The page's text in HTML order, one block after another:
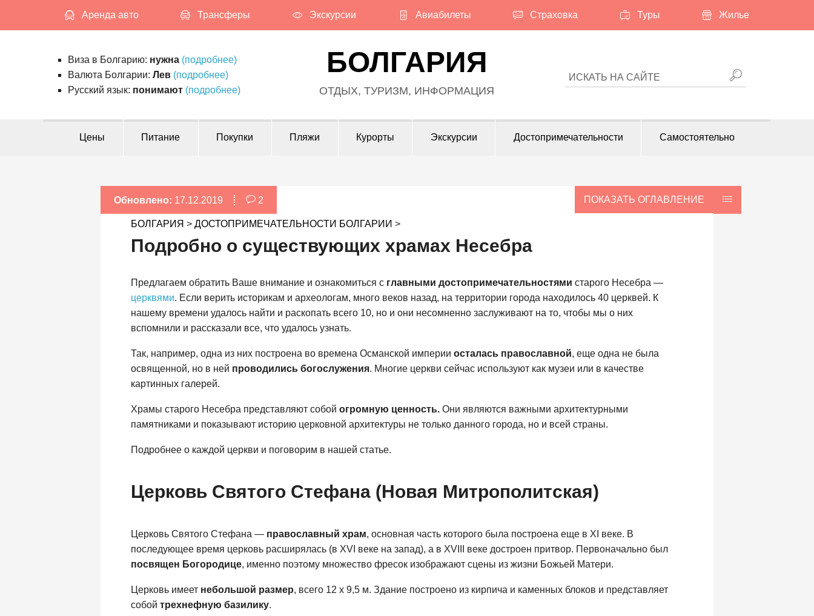
Аренда авто Трансферы Экскурсии Авиабилеты Страховка Туры Жилье
Виза в Болгарию: нужна (подробнее)
Валюта Болгарии: Лев (подробнее)
Русский язык: понимают (подробнее)
БОЛГАРИЯ
ОТДЫХ, ТУРИЗМ, ИНФОРМАЦИЯ
ИСКАТЬ НА САЙТЕ
Цены Питание Покупки Пляжи Курорты Экскурсии Достопримечательности Самостоятельно
БОЛГАРИЯ > ДОСТОПРИМЕЧАТЕЛЬНОСТИ БОЛГАРИИ >
Подробно о существующих храмах Несебра
Обновлено: 17.12.2019 2 ПОКАЗАТЬ ОГЛАВЛЕНИЕ
Предлагаем обратить Ваше внимание и ознакомиться с главными достопримечательностями старого Несебра —
церквями. Если верить историкам и археологам, много веков назад, на территории города находилось 40 церквей. К
нашему времени удалось найти и раскопать всего 10, но и они несомненно заслуживают на то, чтобы мы о них
вспомнили и рассказали все, что удалось узнать.
Так, например, одна из них построена во времена Османской империи осталась православной, еще одна не была
освященной, но в ней проводились богослужения. Многие церкви сейчас используют как музеи или в качестве
картинных галерей.
Храмы старого Несебра представляют собой огромную ценность. Они являются важными архитектурными
памятниками и показывают историю церковной архитектуры не только данного города, но и всей страны.
Подробнее о каждой церкви и поговорим в нашей статье.
Церковь Святого Стефана (Новая Митрополитская)
Церковь Святого Стефана — православный храм, основная часть которого была построена еще в XI веке. В
последующее время церковь расширялась (в XVI веке на запад), а в XVIII веке достроен притвор. Первоначально был
посвящен Богородице, именно поэтому множество фресок изображают сцены из жизни Божьей Матери.
Церковь имеет небольшой размер, всего 12 х 9,5 м. Здание построено из кирпича и каменных блоков и представляет
собой трехнефную базилику.